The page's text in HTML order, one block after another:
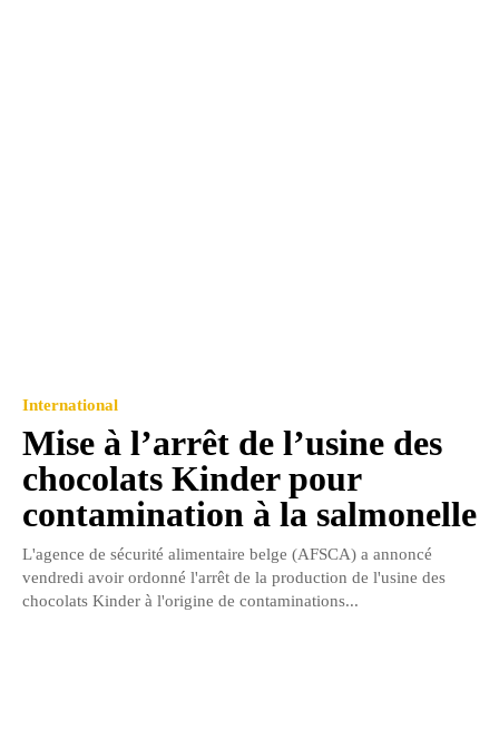
International
Mise à l’arrêt de l’usine des
chocolats Kinder pour
contamination à la salmonelle
L'agence de sécurité alimentaire belge (AFSCA) a annoncé
vendredi avoir ordonné l'arrêt de la production de l'usine des
chocolats Kinder à l'origine de contaminations...